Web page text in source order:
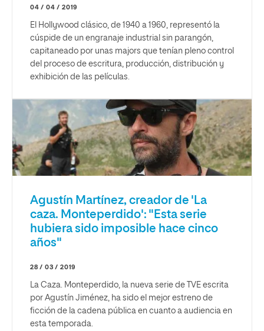
04 / 04 / 2019
El Hollywood clásico, de 1940 a 1960, representó la
cúspide de un engranaje industrial sin parangón,
capitaneado por unas majors que tenían pleno control
del proceso de escritura, producción, distribución y
exhibición de las películas.
Agustín Martínez, creador de 'La
caza. Monteperdido': "Esta serie
hubiera sido imposible hace cinco
años"
28 / 03 / 2019
La Caza. Monteperdido, la nueva serie de TVE escrita
por Agustín Jiménez, ha sido el mejor estreno de
ficción de la cadena pública en cuanto a audiencia en
esta temporada.